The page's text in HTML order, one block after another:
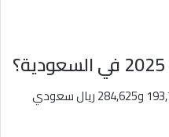
يتراوح سعر تويوتا برادو 2025 بين 193,775 و284,625 ريال سعودي